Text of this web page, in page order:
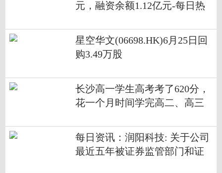
元，融资余额1.12亿元-每日热
星空华文(06698.HK)6月25日回
购3.49万股
长沙高一学生高考考了620分，
花一个月时间学完高二、高三
时的模拟题简单，此前在模考
中基本没上过600分
每日资讯：润阳科技: 关于公司
最近五年被证券监管部门和证